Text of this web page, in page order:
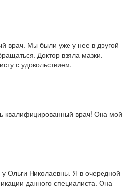
врач. Мы были уже у нее в другой
Доктор взяла мазки.
с удовольствием.
квалифицированный врач! Она мой
Ольги Николаевны. Я в очередной
данного специалиста. Она